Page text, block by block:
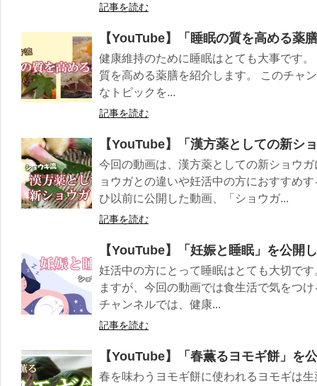
記事を読む
【YouTube】「睡眠の質を高める薬
健康維持のために睡眠はとても大事です
質を高める薬膳を紹介します。 このチャ
なトピックを...
記事を読む
【YouTube】「漢方薬としての新シ
今回の動画は、漢方薬としての新ショウ
ョウガとの違いや妊活中の方におすすめ
ひ以前に公開した動画、「ショウガ...
記事を読む
【YouTube】「妊娠と睡眠」を公開
妊活中の方にとって睡眠はとても大切で
ますが、今回の動画では食生活で気をつ
チャンネルでは、健康...
記事を読む
【YouTube】「春薫るヨモギ餅」を
春を味わうヨモギ餅に使われるヨモギは